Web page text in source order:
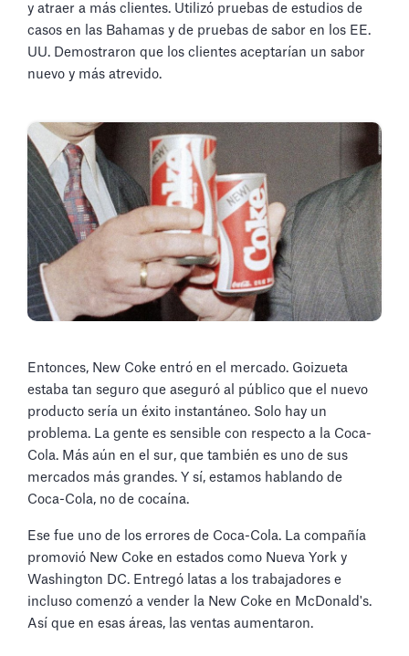
y atraer a más clientes. Utilizó pruebas de estudios de
casos en las Bahamas y de pruebas de sabor en los EE.
UU. Demostraron que los clientes aceptarían un sabor
nuevo y más atrevido.
Entonces, New Coke entró en el mercado. Goizueta
estaba tan seguro que aseguró al público que el nuevo
producto sería un éxito instantáneo. Solo hay un
problema. La gente es sensible con respecto a la Coca-
Cola. Más aún en el sur, que también es uno de sus
mercados más grandes. Y sí, estamos hablando de
Coca-Cola, no de cocaína.
Ese fue uno de los errores de Coca-Cola. La compañía
promovió New Coke en estados como Nueva York y
Washington DC. Entregó latas a los trabajadores e
incluso comenzó a vender la New Coke en McDonald's.
Así que en esas áreas, las ventas aumentaron.